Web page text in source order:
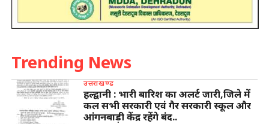
Trending News
उत्तराखण्ड
हल्द्वानी : भारी बारिश का अलर्ट जारी,जिले में
कल सभी सरकारी एवं गैर सरकारी स्कूल और
आंगनबाड़ी केंद्र रहेंगे बंद..